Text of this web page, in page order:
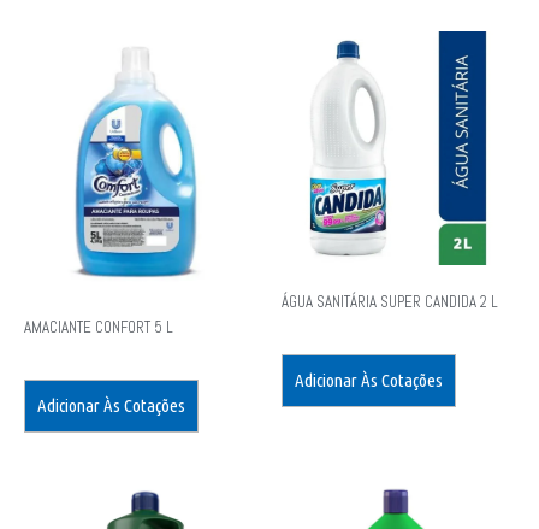
AMACIANTE CONFORT 5 L
Adicionar Às Cotações
ÁGUA SANITÁRIA SUPER CANDIDA 2 L
Adicionar Às Cotações